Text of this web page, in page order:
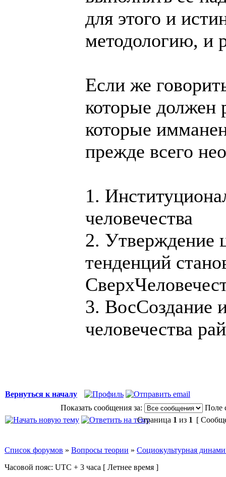
для этого и
методологию, и
Если же
которые должен
которые
прежде всего
1.
человечества
2. Утверждение
тенденций
3. ВосСоздание
человечества
Вернуться к началу
Показать сообщения за:
Поле
Страница 1 из 1 [
Список форумов » Вопросы теории » Социокультурная
Часовой пояс: UTC + 3 часа [ Летнее время ]